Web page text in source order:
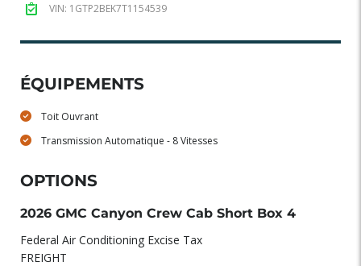
VIN: 1GTP2BEK7T1154539
ÉQUIPEMENTS
Toit Ouvrant
Transmission Automatique - 8 Vitesses
OPTIONS
2026 GMC Canyon Crew Cab Short Box 4
Federal Air Conditioning Excise Tax
FREIGHT